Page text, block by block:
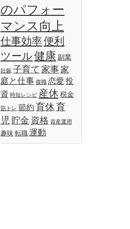
のパフォー
マンス向上
仕事効率便利
ツール健康 副業
妊娠 子育て 家事 家
庭と仕事 復職 恋愛 投
資 時短レシピ 産休 税金
筋トレ 節約 育休育
児 貯金 資格 資産運用
趣味 転職 運動